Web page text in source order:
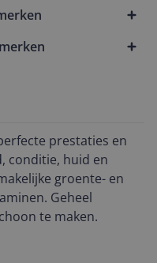
prestaties en
conditie, huid en
groente- en
Geheel
te maken.